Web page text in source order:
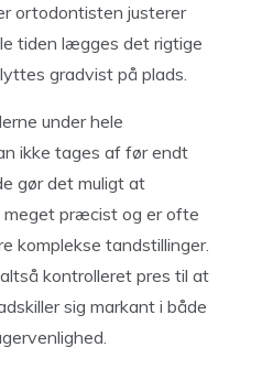
ortodontisten justerer
tiden lægges det rigtige
gradvist på plads.
under hele
ikke tages af før endt
gør det muligt at
præcist og er ofte
komplekse tandstillinger.
kontrolleret pres til at
sig markant i både